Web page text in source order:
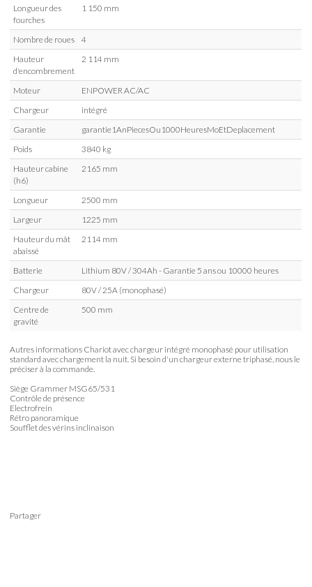
Longueur des
fourches
1 150 mm
Nombre de roues
4
Hauteur
d'encombrement
2 114 mm
Moteur
ENPOWER AC/AC
Chargeur
intégré
Garantie
garantie1AnPiecesOu1000HeuresMoEtDeplacement
Poids
3840 kg
Hauteur cabine
(h6)
2165 mm
Longueur
2500 mm
Largeur
1225 mm
Hauteur du mât
abaissé
2114 mm
Batterie
Lithium 80V / 304Ah - Garantie 5 ans ou 10000 heures
Chargeur
80V / 25A (monophasé)
Centre de
gravité
500 mm
Autres informations Chariot avec chargeur intégré monophasé pour utilisation
standard avec chargement la nuit. Si besoin d'un chargeur externe triphasé, nous le
préciser à la commande.
Siège Grammer MSG65/531
Contrôle de présence
Electrofrein
Rétro panoramique
Soufflet des vérins inclinaison
Partager